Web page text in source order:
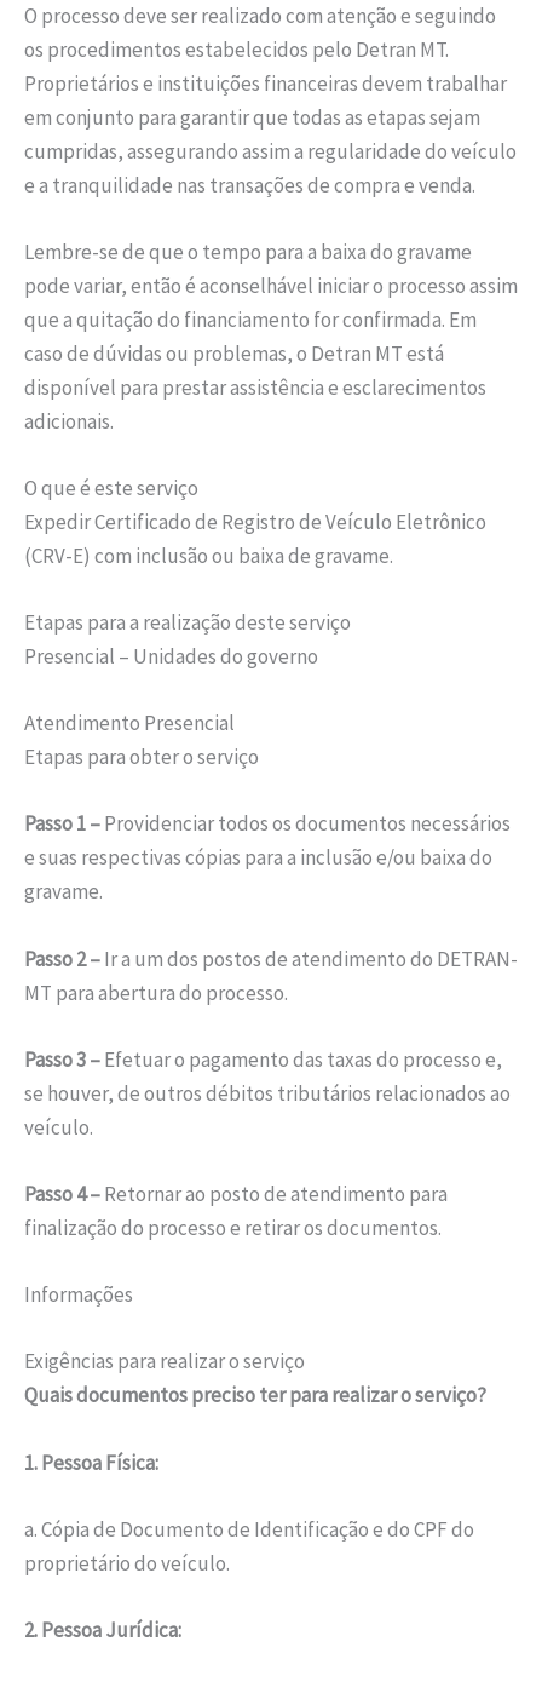
O processo deve ser realizado com atenção e seguindo
os procedimentos estabelecidos pelo Detran MT.
Proprietários e instituições financeiras devem trabalhar
em conjunto para garantir que todas as etapas sejam
cumpridas, assegurando assim a regularidade do veículo
e a tranquilidade nas transações de compra e venda.
Lembre-se de que o tempo para a baixa do gravame
pode variar, então é aconselhável iniciar o processo assim
que a quitação do financiamento for confirmada. Em
caso de dúvidas ou problemas, o Detran MT está
disponível para prestar assistência e esclarecimentos
adicionais.
O que é este serviço
Expedir Certificado de Registro de Veículo Eletrônico
(CRV-E) com inclusão ou baixa de gravame.
Etapas para a realização deste serviço
Presencial – Unidades do governo
Atendimento Presencial
Etapas para obter o serviço
Passo 1 –Providenciar todos os documentos necessários
e suas respectivas cópias para a inclusão e/ou baixa do
gravame.
Passo 2 –Ir a um dos postos de atendimento do DETRAN-
MT para abertura do processo.
Passo 3 –Efetuar o pagamento das taxas do processo e,
se houver, de outros débitos tributários relacionados ao
veículo.
Passo 4 –Retornar ao posto de atendimento para
finalização do processo e retirar os documentos.
Informações
Exigências para realizar o serviço
Quais documentos preciso ter para realizar o serviço?
1. Pessoa Física:
a. Cópia de Documento de Identificação e do CPF do
proprietário do veículo.
2. Pessoa Jurídica: